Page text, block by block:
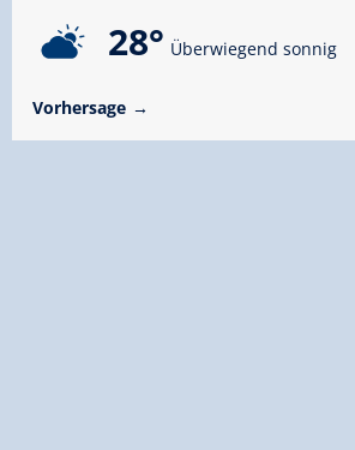
28° Überwiegend sonnig
Vorhersage